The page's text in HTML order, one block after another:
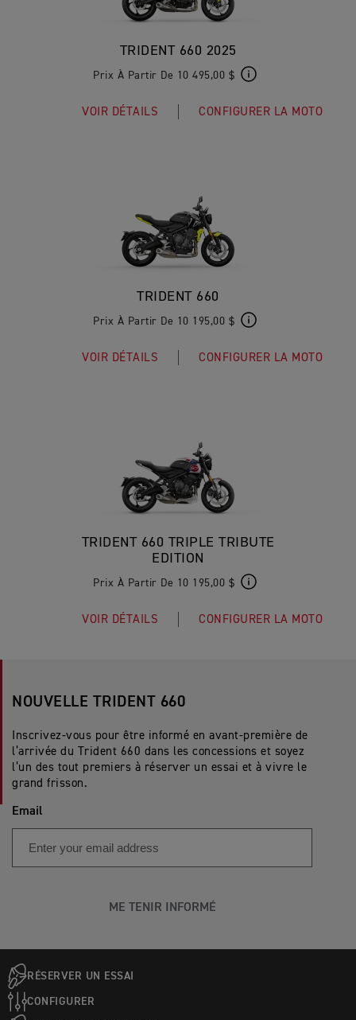
TRIDENT 660 2025
Prix À Partir De 10 495,00 $
VOIR DÉTAILS CONFIGURER LA MOTO
TRIDENT 660
Prix À Partir De 10 195,00 $
VOIR DÉTAILS CONFIGURER LA MOTO
TRIDENT 660 TRIPLE TRIBUTE
EDITION
Prix À Partir De 10 195,00 $
VOIR DÉTAILS CONFIGURER LA MOTO
NOUVELLE TRIDENT 660
Inscrivez-vous pour être informé en avant-première de
l’arrivée du Trident 660 dans les concessions et soyez
l’un des tout premiers à réserver un essai et à vivre le
grand frisson.
Email
ME TENIR INFORMÉ
RÉSERVER UN ESSAI
CONFIGURER